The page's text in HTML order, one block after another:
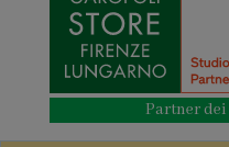
Partner